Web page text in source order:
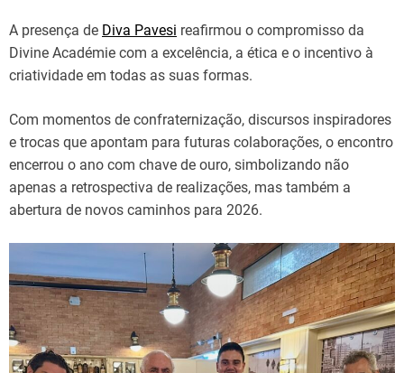
A presença de Diva Pavesi reafirmou o compromisso da
Divine Académie com a excelência, a ética e o incentivo à
criatividade em todas as suas formas.
Com momentos de confraternização, discursos inspiradores
e trocas que apontam para futuras colaborações, o encontro
encerrou o ano com chave de ouro, simbolizando não
apenas a retrospectiva de realizações, mas também a
abertura de novos caminhos para 2026.